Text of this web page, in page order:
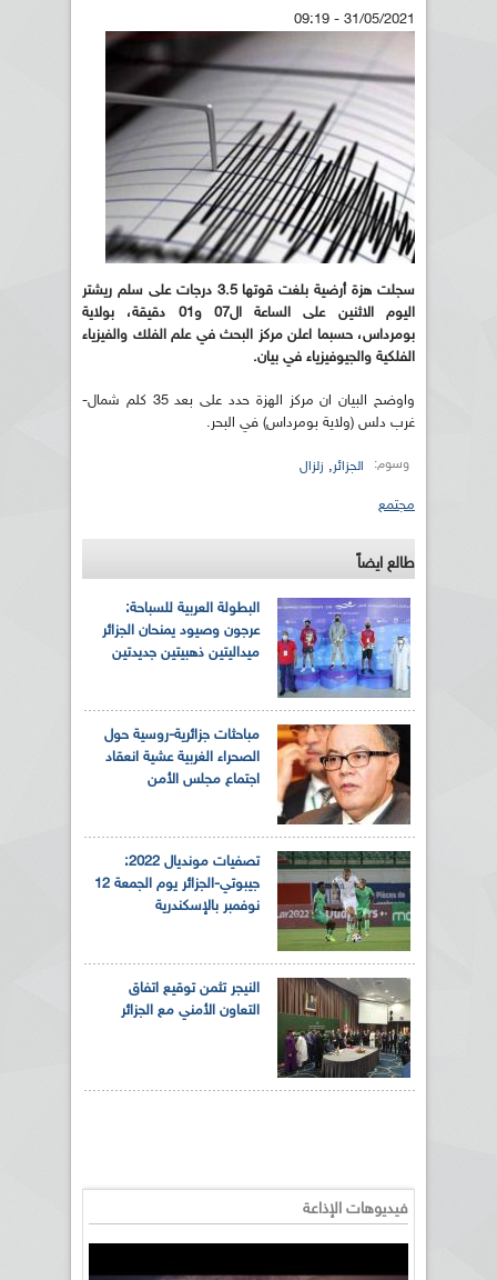
31/05/2021 - 09:19
سجلت هزة أرضية بلغت قوتها 3.5 درجات على سلم ريشتر
اليوم الاثنين على الساعة ال07 و01 دقيقة، بولاية
بومرداس، حسبما اعلن مركز البحث في علم الفلك والفيزياء
الفلكية والجيوفيزياء في بيان.
واوضح البيان ان مركز الهزة حدد على بعد 35 كلم شمال-
غرب دلس (ولاية بومرداس) في البحر.
وسوم: الجزائر, زلزال
مجتمع
طالع ايضاً
البطولة العربية للسباحة:
عرجون وصيود يمنحان الجزائر
ميداليتين ذهبيتين جديدتين
مباحثات جزائرية-روسية حول
الصحراء الغربية عشية انعقاد
اجتماع مجلس الأمن
تصفيات مونديال 2022:
جيبوتي-الجزائر يوم الجمعة 12
نوفمبر بالإسكندرية
النيجر تثمن توقيع اتفاق
التعاون الأمني مع الجزائر
فيديوهات الإذاعة